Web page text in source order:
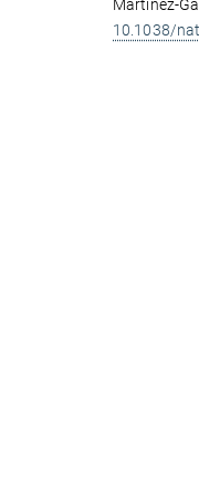
Martínez-
10.1038/